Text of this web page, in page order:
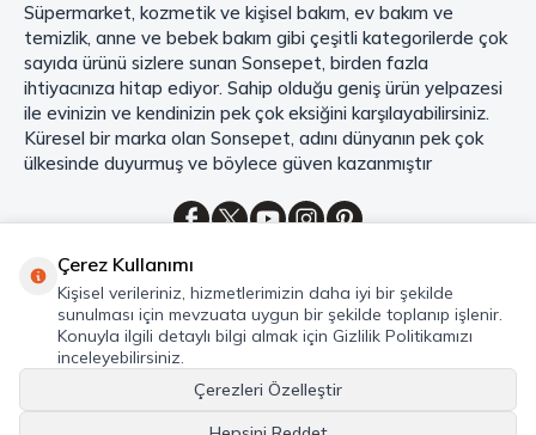
Mahmood Coffee markasının eşsiz lezzetleriyle tanışın ve kahve
keyfinizi doruklara çıkarın. Filtre ve çekirdek kahve, kapsül kahve,
granül kahve, gold kahve, klasik kahve ve Türk kahvesi gibi birbirinden
lezzetli seçenekler arasından favorinizi seçin. Eğer pratik ve hızlı bir
kahve arıyorsanız, hazır Türk kahvesi ve cappuccino gibi seçenekler de
sizleri bekliyor. Sıcak çikolata ve kahve kreması ile kahve keyfinize
lezzet katabilirsiniz. Kahve tutkunlarının vazgeçilmezi olan bu ürünler,
keşfedin ve kahve keyfinizi doyasıya yaşayın!
Çayın büyülü dünyasına hoş geldiniz! Sonsepet, çay tutkunlarının
hayallerini süsleyenMahmood Teaçeşitlerini sizlerle buluşturuyor.
Seylan Çayı'nın benzersiz lezzetiyle tanışın ve çay demlemenin tadını
baştan yaşayın. Dökme çayın gizemli aroması ve sallama çayın taze
ferahlığı arasında kaybolmaya ne dersiniz?
Marka denildiğinde akla gelen ilk isim olan
ile kalite ve
Süpermarket, kozmetik ve kişisel bakım, ev bakım ve
temizlik, anne ve bebek bakım gibi çeşitli kategorilerde çok
sayıda ürünü sizlere sunan Sonsepet, birden fazla
ihtiyacınıza hitap ediyor. Sahip olduğu geniş ürün yelpazesi
ile evinizin ve kendinizin pek çok eksiğini karşılayabilirsiniz.
Küresel bir marka olan Sonsepet, adını dünyanın pek çok
ülkesinde duyurmuş ve böylece güven kazanmıştır
Kategoriler
Hızlı Erişim
Hakkımızda
Çerez Kullanımı
Kişisel verileriniz, hizmetlerimizin daha iyi bir şekilde
sunulması için mevzuata uygun bir şekilde toplanıp işlenir.
Konuyla ilgili detaylı bilgi almak için Gizlilik Politikamızı
inceleyebilirsiniz.
Çerezleri Özelleştir